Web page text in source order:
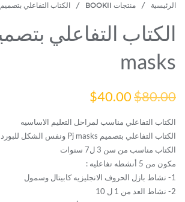
الرئيسية / منتجات BOOKII / الكتاب التفاعلي بتصميم Pj masks
masks
$80.00
السعر
الأصلي
هو:
$80.00.
$40.00
الحالي
هو:
$40.00.
الكتاب التفاعلي مناسب لمراحل التعليم الاساسيه
الكتاب التفاعلي بتصميم Pj masks ونفس الشكل للبورد
الكتاب مناسب من سن 3 ل7 سنوات
مكون من 5 أنشطه تفاعليه :
1- نشاط بازل الحروف الانجليزيه كابيتال وسمول
2- نشاط العد من 1 ل 10